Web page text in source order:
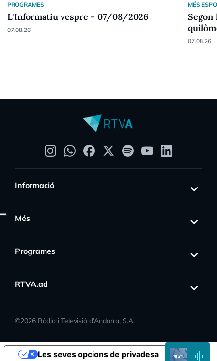
PROGRAMES
L'Informatiu vespre - 07/08/2026
07.08.26
MÉS
Segon
07.08.26
Informació
Més
Programes
RTVA.ad
©2026 Ràdio i Televisió d’Andorra, S.A.
EN
DIRECTELes seves opcions de privadesa